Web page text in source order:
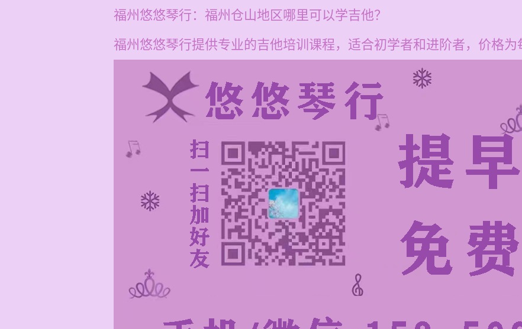
福州悠悠琴行：福州仓山地区哪里可以学吉他？
福州悠悠琴行提供专业的吉他培训课程，适合初学者和进阶者，价格为